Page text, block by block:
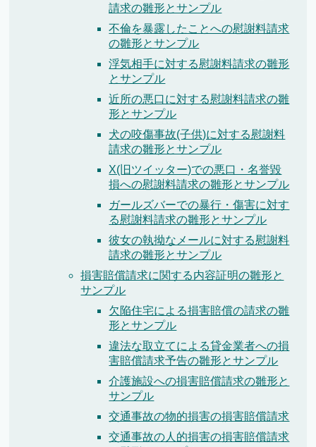
請求の雛形とサンプル
不倫を暴露したことへの慰謝料請求
の雛形とサンプル
浮気相手に対する慰謝料請求の雛形
とサンプル
近所の悪口に対する慰謝料請求の雛
形とサンプル
犬の咬傷事故(子供)に対する慰謝料
請求の雛形とサンプル
X(旧ツイッター)での悪口・名誉毀
損への慰謝料請求の雛形とサンプル
ガールズバーでの暴行・傷害に対す
る慰謝料請求の雛形とサンプル
彼女の執拗なメールに対する慰謝料
請求の雛形とサンプル
損害賠償請求に関する内容証明の雛形と
サンプル
欠陥住宅による損害賠償の請求の雛
形とサンプル
違法な取立てによる貸金業者への損
害賠償請求予告の雛形とサンプル
介護施設への損害賠償請求の雛形と
サンプル
交通事故の物的損害の損害賠償請求
交通事故の人的損害の損害賠償請求